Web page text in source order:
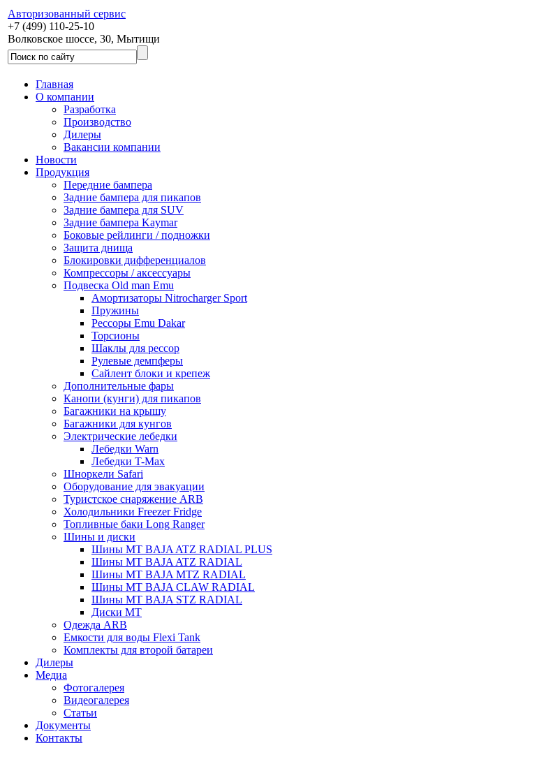
Авторизованный сервис
+7 (499) 110-25-10
Волковское шоссе, 30, Мытищи
Главная
О компании
Разработка
Производство
Дилеры
Вакансии компании
Новости
Продукция
Передние бампера
Задние бампера для пикапов
Задние бампера для SUV
Задние бампера Kaymar
Боковые рейлинги / подножки
Защита днища
Блокировки дифференциалов
Компрессоры / аксессуары
Подвеска Old man Emu
Амортизаторы Nitrocharger Sport
Пружины
Рессоры Emu Dakar
Торсионы
Шаклы для рессор
Рулевые демпферы
Сайлент блоки и крепеж
Дополнительные фары
Канопи (кунги) для пикапов
Багажники на крышу
Багажники для кунгов
Электрические лебедки
Лебедки Warn
Лебедки T-Max
Шноркели Safari
Оборудование для эвакуации
Туристское снаряжение ARB
Холодильники Freezer Fridge
Топливные баки Long Ranger
Шины и диски
Шины MT BAJA ATZ RADIAL PLUS
Шины MT BAJA ATZ RADIAL
Шины MT BAJA MTZ RADIAL
Шины MT BAJA CLAW RADIAL
Шины MT BAJA STZ RADIAL
Диски MT
Одежда ARB
Емкости для воды Flexi Tank
Комплекты для второй батареи
Дилеры
Медиа
Фотогалерея
Видеогалерея
Статьи
Документы
Контакты